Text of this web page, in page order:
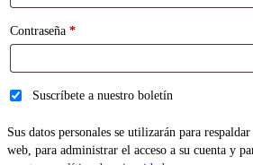
Contraseña *
Suscríbete a nuestro boletín
Sus datos personales se utilizarán para
web, para administrar el acceso a su cuenta y